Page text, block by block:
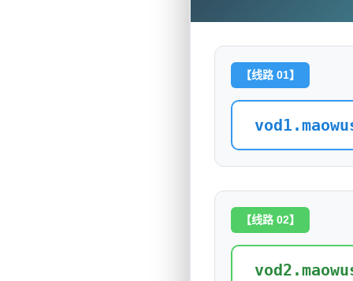
【线路 01】
【线路 02】